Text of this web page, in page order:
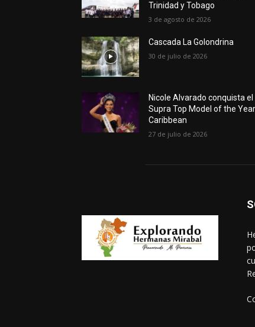
Trinidad y Tobago
3 de agosto de 2026
Cascada La Golondrina
30 de julio de 2026
Nicole Alvarado conquista el
Supra Top Model of the Year
Caribbean
27 de julio de 2026